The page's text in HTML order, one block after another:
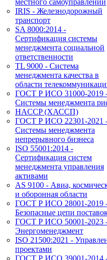
местного самоуправлении
IRIS - Железнодорожный
транспорт
SA 8000:2014 -
Сертификация системы
менеджмента социальной
ответственности
TL 9000 - Система
менеджмента качества в
области
ГОСТ Р ИСО 31000-2019
Системы менеджмента
HACCP (ХАССП)
ГОСТ Р ИСО 22301-2021
Системы менеджмента
непрерывного бизнеса
ISO 55001:2014 -
Сертификация систем
менеджмента управления
активами
AS 9100 - Авиа,
и оборонная области
ГОСТ Р ИСО 28001-2019
Безопасные цепи
ГОСТ Р ИСО 50001-2023
Энергоменеджмент
ISO 21500:2021 -
проектами
ГОСТ Р ИСО 39001-2014